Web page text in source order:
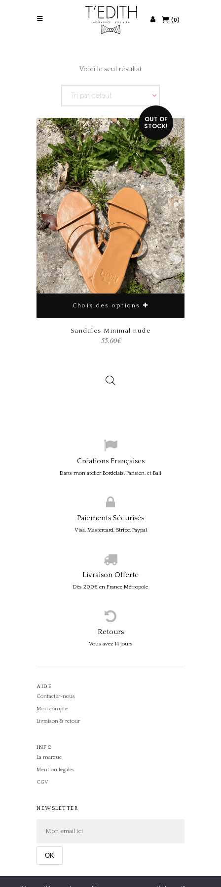
(0)
Voici le seul résultat
Tri par défaut
OUT OF
STOCK!
Choix des options
Ce produit a plusieurs variations. Les options peuvent être choisies sur la page du produit
Sandales Minimal nude
55.00€
Créations Françaises
Dans mon atelier Bordelais, Parisien, et Bali
Paiements Sécurisés
Visa, Mastercard, Stripe, Paypal
Livraison Offerte
Dès 200€ en France Métropole
Retours
Vous avez 14 jours
AIDE
Contacter-nous
Mon compte
Livraison & retour
INFO
La marque
Mention légales
CGV
NEWSLETTER